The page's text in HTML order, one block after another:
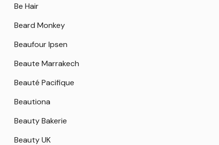
Be Hair
Beard Monkey
Beaufour Ipsen
Beaute Marrakech
Beauté Pacifique
Beautiona
Beauty Bakerie
Beauty UK